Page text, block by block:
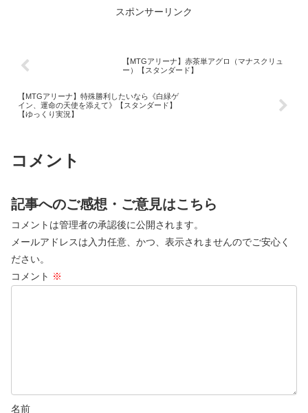
スポンサーリンク
【MTGアリーナ】赤茶単アグロ（マナスクリュ
ー）【スタンダード】
【MTGアリーナ】特殊勝利したいなら《白緑ゲ
イン、運命の天使を添えて》【スタンダード】
【ゆっくり実況】
コメント
記事へのご感想・ご意見はこちら
コメントは管理者の承認後に公開されます。
メールアドレスは入力任意、かつ、表示されませんのでご安心く
ださい。
コメント ※
名前